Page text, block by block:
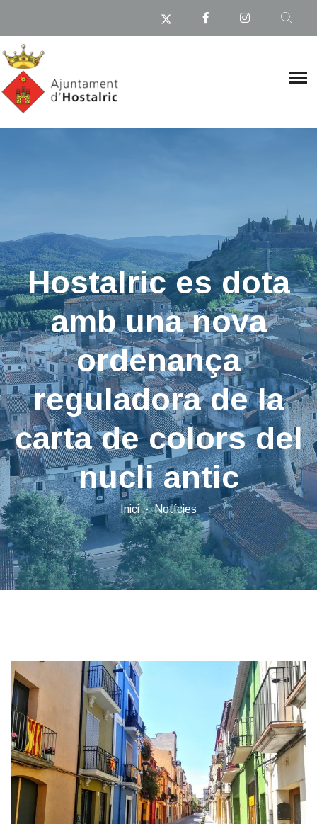
Hostalric es dota
amb una nova
ordenança
reguladora de la
carta de colors del
nucli antic
Inici Notícies